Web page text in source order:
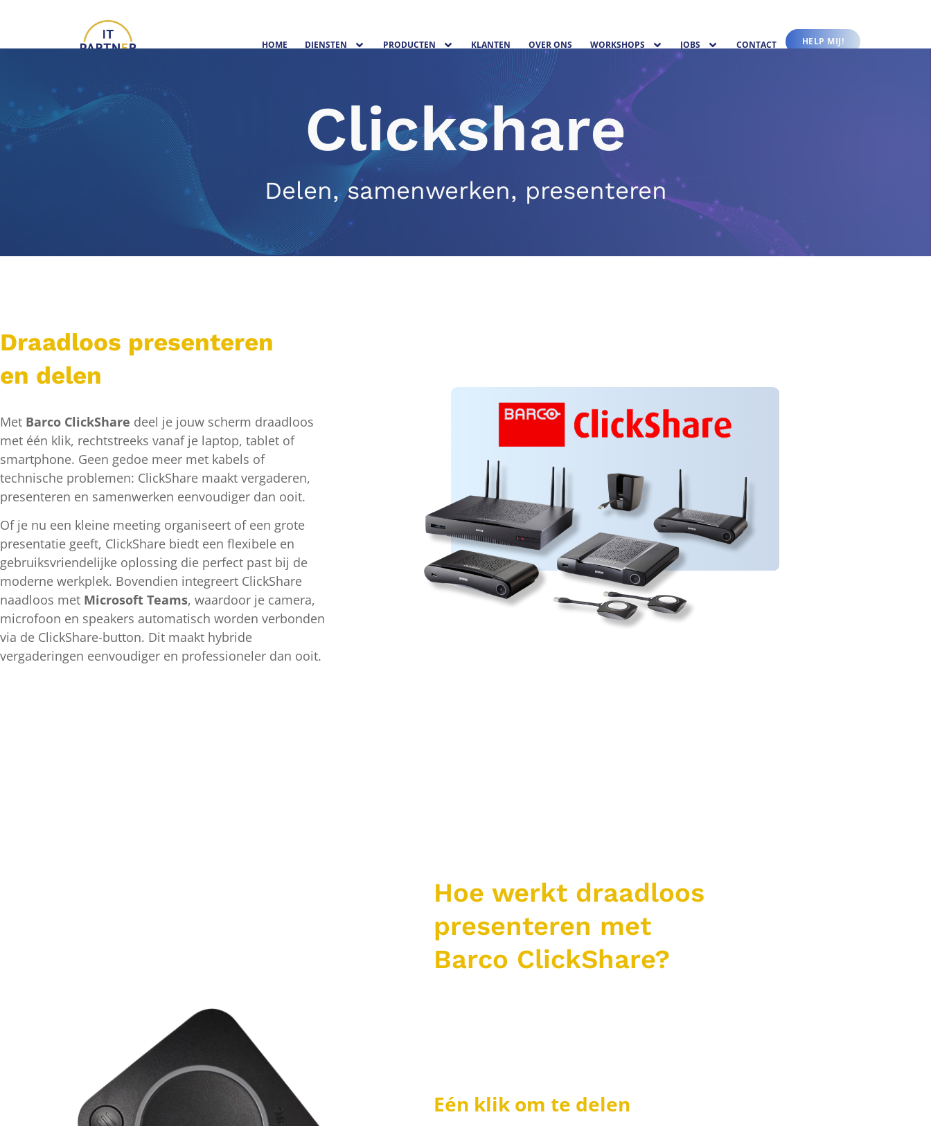
HELP MIJ!
HOME DIENSTEN PRODUCTEN KLANTEN OVER ONS WORKSHOPS JOBS CONTACT
Clickshare
Delen, samenwerken, presenteren
Draadloos presenteren
en delen
Met Barco ClickShare deel je jouw scherm draadloos
met één klik, rechtstreeks vanaf je laptop, tablet of
smartphone. Geen gedoe meer met kabels of
technische problemen: ClickShare maakt vergaderen,
presenteren en samenwerken eenvoudiger dan ooit.
Of je nu een kleine meeting organiseert of een grote
presentatie geeft, ClickShare biedt een flexibele en
gebruiksvriendelijke oplossing die perfect past bij de
moderne werkplek. Bovendien integreert ClickShare
naadloos met Microsoft Teams, waardoor je camera,
microfoon en speakers automatisch worden verbonden
via de ClickShare-button. Dit maakt hybride
vergaderingen eenvoudiger en professioneler dan ooit.
Hoe werkt draadloos
presenteren met
Barco ClickShare?
Eén klik om te delen